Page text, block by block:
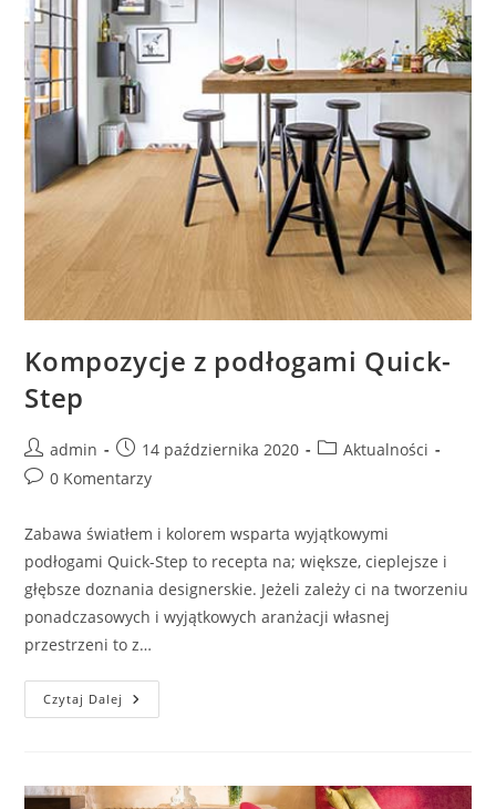
Kompozycje z podłogami Quick-
Step
Post
author:
admin
Post
published:
14 października 2020
PostAktualności
Post0 Komentarzy
Zabawa światłem i kolorem wsparta wyjątkowymi
podłogami Quick-Step to recepta na; większe, cieplejsze i
głębsze doznania designerskie. Jeżeli zależy ci na tworzeniu
ponadczasowych i wyjątkowych aranżacji własnej
przestrzeni to z…
Czytaj Dalej Kompozycje
Z